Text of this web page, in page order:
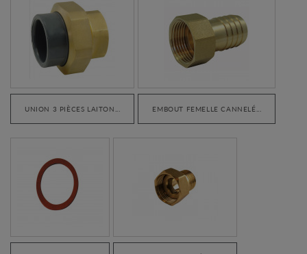
UNION 3 PIÈCES LAITON... EMBOUT FEMELLE CANNELÉ...